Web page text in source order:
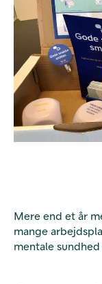
Mere end et år
mange
mentale